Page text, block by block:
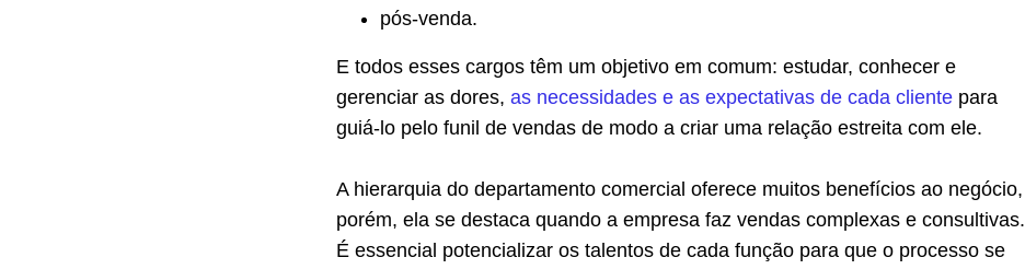
pós-venda.
E todos esses cargos têm um objetivo em comum: estudar, conhecer e
gerenciar as dores, as necessidades e as expectativas de cada cliente para
guiá-lo pelo funil de vendas de modo a criar uma relação estreita com ele.
A hierarquia do departamento comercial oferece muitos benefícios ao negócio,
porém, ela se destaca quando a empresa faz vendas complexas e consultivas.
É essencial potencializar os talentos de cada função para que o processo se